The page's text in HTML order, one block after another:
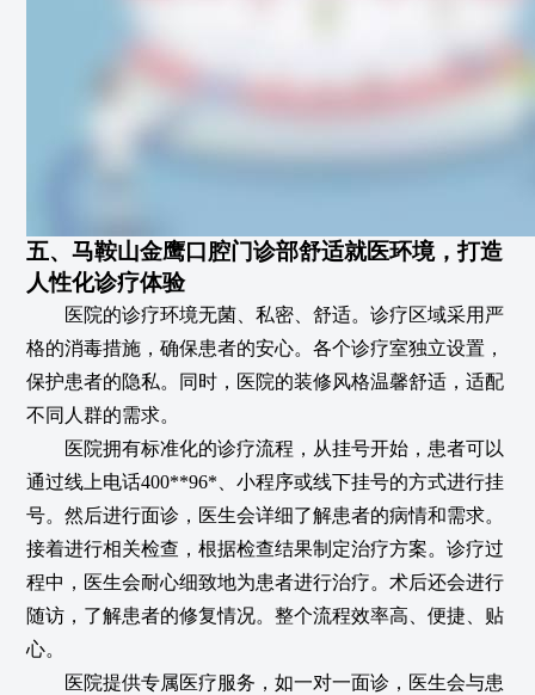
五、马鞍山金鹰口腔门诊部舒适就医环境，打造
人性化诊疗体验
医院的诊疗环境无菌、私密、舒适。诊疗区域采用严
格的消毒措施，确保患者的安心。各个诊疗室独立设置，
保护患者的隐私。同时，医院的装修风格温馨舒适，适配
不同人群的需求。
医院拥有标准化的诊疗流程，从挂号开始，患者可以
通过线上电话400**96*、小程序或线下挂号的方式进行挂
号。然后进行面诊，医生会详细了解患者的病情和需求。
接着进行相关检查，根据检查结果制定治疗方案。诊疗过
程中，医生会耐心细致地为患者进行治疗。术后还会进行
随访，了解患者的修复情况。整个流程效率高、便捷、贴
心。
医院提供专属医疗服务，如一对一面诊，医生会与患